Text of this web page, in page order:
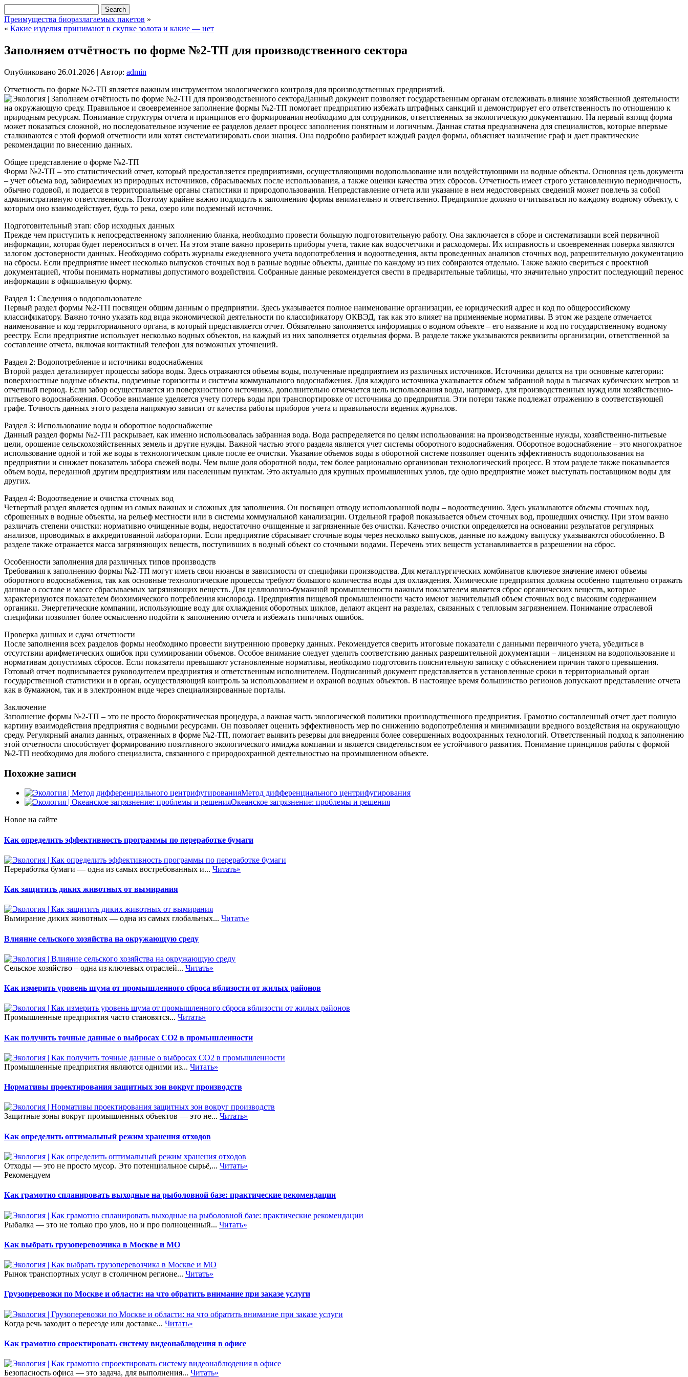
Преимущества биоразлагаемых пакетов »
« Какие изделия принимают в скупке золота и какие — нет
Заполняем отчётность по форме №2-ТП для производственного сектора
Опубликовано 26.01.2026 | Автор: admin
Отчетность по форме №2-ТП является важным инструментом экологического контроля для производственных предприятий.
Данный документ позволяет государственным органам отслеживать влияние хозяйственной деятельности
на окружающую среду. Правильное и своевременное заполнение формы №2-ТП помогает предприятию избежать штрафных санкций и демонстрирует его ответственность по отношению к
природным ресурсам. Понимание структуры отчета и принципов его формирования необходимо для сотрудников, ответственных за экологическую документацию. На первый взгляд форма
может показаться сложной, но последовательное изучение ее разделов делает процесс заполнения понятным и логичным. Данная статья предназначена для специалистов, которые впервые
сталкиваются с этой формой отчетности или хотят систематизировать свои знания. Она подробно разбирает каждый раздел формы, объясняет назначение граф и дает практические
рекомендации по внесению данных.
Общее представление о форме №2-ТП
Форма №2-ТП – это статистический отчет, который предоставляется предприятиями, осуществляющими водопользование или воздействующими на водные объекты. Основная цель документа
– учет объема вод, забираемых из природных источников, сбрасываемых после использования, а также оценки качества этих сбросов. Отчетность имеет строго установленную периодичность,
обычно годовой, и подается в территориальные органы статистики и природопользования. Непредставление отчета или указание в нем недостоверных сведений может повлечь за собой
административную ответственность. Поэтому крайне важно подходить к заполнению формы внимательно и ответственно. Предприятие должно отчитываться по каждому водному объекту, с
которым оно взаимодействует, будь то река, озеро или подземный источник.
Подготовительный этап: сбор исходных данных
Прежде чем приступить к непосредственному заполнению бланка, необходимо провести большую подготовительную работу. Она заключается в сборе и систематизации всей первичной
информации, которая будет переноситься в отчет. На этом этапе важно проверить приборы учета, такие как водосчетчики и расходомеры. Их исправность и своевременная поверка являются
залогом достоверности данных. Необходимо собрать журналы ежедневного учета водопотребления и водоотведения, акты проведенных анализов сточных вод, разрешительную документацию
на сбросы. Если предприятие имеет несколько выпусков сточных вод в разные водные объекты, данные по каждому из них собираются отдельно. Также важно свериться с проектной
документацией, чтобы понимать нормативы допустимого воздействия. Собранные данные рекомендуется свести в предварительные таблицы, что значительно упростит последующий перенос
информации в официальную форму.
Раздел 1: Сведения о водопользователе
Первый раздел формы №2-ТП посвящен общим данным о предприятии. Здесь указывается полное наименование организации, ее юридический адрес и код по общероссийскому
классификатору. Важно точно указать код вида экономической деятельности по классификатору ОКВЭД, так как это влияет на применяемые нормативы. В этом же разделе отмечается
наименование и код территориального органа, в который представляется отчет. Обязательно заполняется информация о водном объекте – его название и код по государственному водному
реестру. Если предприятие использует несколько водных объектов, на каждый из них заполняется отдельная форма. В разделе также указываются реквизиты организации, ответственной за
составление отчета, включая контактный телефон для возможных уточнений.
Раздел 2: Водопотребление и источники водоснабжения
Второй раздел детализирует процессы забора воды. Здесь отражаются объемы воды, полученные предприятием из различных источников. Источники делятся на три основные категории:
поверхностные водные объекты, подземные горизонты и системы коммунального водоснабжения. Для каждого источника указывается объем забранной воды в тысячах кубических метров за
отчетный период. Если забор осуществляется из поверхностного источника, дополнительно отмечается цель использования воды, например, для производственных нужд или хозяйственно-
питьевого водоснабжения. Особое внимание уделяется учету потерь воды при транспортировке от источника до предприятия. Эти потери также подлежат отражению в соответствующей
графе. Точность данных этого раздела напрямую зависит от качества работы приборов учета и правильности ведения журналов.
Раздел 3: Использование воды и оборотное водоснабжение
Данный раздел формы №2-ТП раскрывает, как именно использовалась забранная вода. Вода распределяется по целям использования: на производственные нужды, хозяйственно-питьевые
цели, орошение сельскохозяйственных земель и другие нужды. Важной частью этого раздела является учет системы оборотного водоснабжения. Оборотное водоснабжение – это многократное
использование одной и той же воды в технологическом цикле после ее очистки. Указание объемов воды в оборотной системе позволяет оценить эффективность водопользования на
предприятии и снижает показатель забора свежей воды. Чем выше доля оборотной воды, тем более рационально организован технологический процесс. В этом разделе также показывается
объем воды, переданной другим предприятиям или населенным пунктам. Это актуально для крупных промышленных узлов, где одно предприятие может выступать поставщиком воды для
других.
Раздел 4: Водоотведение и очистка сточных вод
Четвертый раздел является одним из самых важных и сложных для заполнения. Он посвящен отводу использованной воды – водоотведению. Здесь указываются объемы сточных вод,
сброшенных в водные объекты, на рельеф местности или в системы коммунальной канализации. Отдельной графой показывается объем сточных вод, прошедших очистку. При этом важно
различать степени очистки: нормативно очищенные воды, недостаточно очищенные и загрязненные без очистки. Качество очистки определяется на основании результатов регулярных
анализов, проводимых в аккредитованной лаборатории. Если предприятие сбрасывает сточные воды через несколько выпусков, данные по каждому выпуску указываются обособленно. В
разделе также отражается масса загрязняющих веществ, поступивших в водный объект со сточными водами. Перечень этих веществ устанавливается в разрешении на сброс.
Особенности заполнения для различных типов производств
Требования к заполнению формы №2-ТП могут иметь свои нюансы в зависимости от специфики производства. Для металлургических комбинатов ключевое значение имеют объемы
оборотного водоснабжения, так как основные технологические процессы требуют большого количества воды для охлаждения. Химические предприятия должны особенно тщательно отражать
данные о составе и массе сбрасываемых загрязняющих веществ. Для целлюлозно-бумажной промышленности важным показателем является сброс органических веществ, которые
характеризуются показателем биохимического потребления кислорода. Предприятия пищевой промышленности часто имеют значительный объем сточных вод с высоким содержанием
органики. Энергетические компании, использующие воду для охлаждения оборотных циклов, делают акцент на разделах, связанных с тепловым загрязнением. Понимание отраслевой
специфики позволяет более осмысленно подойти к заполнению отчета и избежать типичных ошибок.
Проверка данных и сдача отчетности
После заполнения всех разделов формы необходимо провести внутреннюю проверку данных. Рекомендуется сверить итоговые показатели с данными первичного учета, убедиться в
отсутствии арифметических ошибок при суммировании объемов. Особое внимание следует уделить соответствию данных разрешительной документации – лицензиям на водопользование и
нормативам допустимых сбросов. Если показатели превышают установленные нормативы, необходимо подготовить пояснительную записку с объяснением причин такого превышения.
Готовый отчет подписывается руководителем предприятия и ответственным исполнителем. Подписанный документ представляется в установленные сроки в территориальный орган
государственной статистики и в орган, осуществляющий контроль за использованием и охраной водных объектов. В настоящее время большинство регионов допускают представление отчета
как в бумажном, так и в электронном виде через специализированные порталы.
Заключение
Заполнение формы №2-ТП – это не просто бюрократическая процедура, а важная часть экологической политики производственного предприятия. Грамотно составленный отчет дает полную
картину взаимодействия предприятия с водными ресурсами. Он позволяет оценить эффективность мер по снижению водопотребления и минимизации вредного воздействия на окружающую
среду. Регулярный анализ данных, отраженных в форме №2-ТП, помогает выявить резервы для внедрения более совершенных водоохранных технологий. Ответственный подход к заполнению
этой отчетности способствует формированию позитивного экологического имиджа компании и является свидетельством ее устойчивого развития. Понимание принципов работы с формой
№2-ТП необходимо для любого специалиста, связанного с природоохранной деятельностью на промышленном объекте.
Похожие записи
Метод дифференциального центрифугирования
Океанское загрязнение: проблемы и решения
Новое на сайте
Как определить эффективность программы по переработке бумаги
Переработка бумаги — одна из самых востребованных и... Читать»
Как защитить диких животных от вымирания
Вымирание диких животных — одна из самых глобальных... Читать»
Влияние сельского хозяйства на окружающую среду
Сельское хозяйство – одна из ключевых отраслей... Читать»
Как измерить уровень шума от промышленного сброса вблизости от жилых районов
Промышленные предприятия часто становятся... Читать»
Как получить точные данные о выбросах CO2 в промышленности
Промышленные предприятия являются одними из... Читать»
Нормативы проектирования защитных зон вокруг производств
Защитные зоны вокруг промышленных объектов — это не... Читать»
Как определить оптимальный режим хранения отходов
Отходы — это не просто мусор. Это потенциальное сырьё,... Читать»
Рекомендуем
Как грамотно спланировать выходные на рыболовной базе: практические рекомендации
Рыбалка — это не только про улов, но и про полноценный... Читать»
Как выбрать грузоперевозчика в Москве и МО
Рынок транспортных услуг в столичном регионе... Читать»
Грузоперевозки по Москве и области: на что обратить внимание при заказе услуги
Когда речь заходит о переезде или доставке... Читать»
Как грамотно спроектировать систему видеонаблюдения в офисе
Безопасность офиса — это задача, для выполнения... Читать»